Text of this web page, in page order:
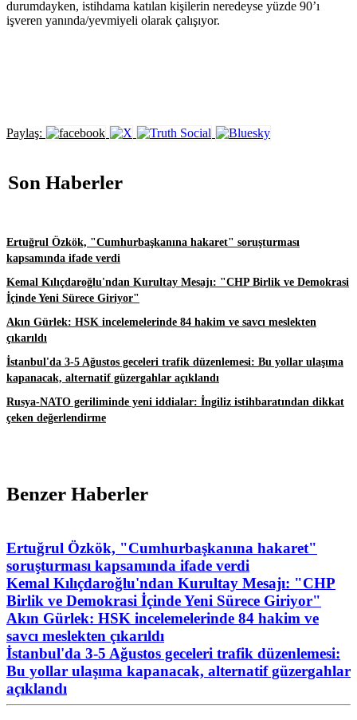
durumdayken, istihdama katılan kişilerin neredeyse yüzde 90’ı
işveren yanında/yevmiyeli olarak çalışıyor.
Paylaş:
Son Haberler
Ertuğrul Özkök, "Cumhurbaşkanına hakaret" soruşturması
kapsamında ifade verdi
Kemal Kılıçdaroğlu'ndan Kurultay Mesajı: "CHP Birlik ve Demokrasi
İçinde Yeni Sürece Giriyor"
Akın Gürlek: HSK incelemelerinde 84 hakim ve savcı meslekten
çıkarıldı
İstanbul'da 3-5 Ağustos geceleri trafik düzenlemesi: Bu yollar ulaşıma
kapanacak, alternatif güzergahlar açıklandı
Rusya-NATO geriliminde yeni iddialar: İngiliz istihbaratından dikkat
çeken değerlendirme
Benzer Haberler
Ertuğrul Özkök, "Cumhurbaşkanına hakaret"
soruşturması kapsamında ifade verdi
Kemal Kılıçdaroğlu'ndan Kurultay Mesajı: "CHP
Birlik ve Demokrasi İçinde Yeni Sürece Giriyor"
Akın Gürlek: HSK incelemelerinde 84 hakim ve
savcı meslekten çıkarıldı
İstanbul'da 3-5 Ağustos geceleri trafik düzenlemesi:
Bu yollar ulaşıma kapanacak, alternatif güzergahlar
açıklandı